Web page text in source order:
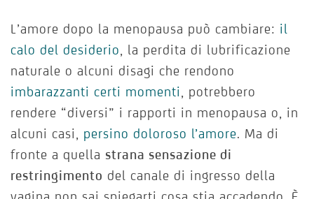
L’amore dopo la menopausa può cambiare: il
calo del desiderio, la perdita di lubrificazione
naturale o alcuni disagi che rendono
imbarazzanti certi momenti, potrebbero
rendere “diversi” i rapporti in menopausa o, in
alcuni casi, persino doloroso l’amore. Ma di
fronte a quella strana sensazione di
restringimento del canale di ingresso della